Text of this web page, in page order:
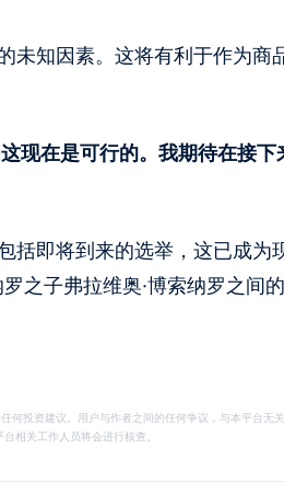
未知因素。这将有利于作为商
现在是可行的。我期待在接下
括即将到来的选举，这已成为
之子弗拉维奥·博索纳罗之间
何投资建议。用户与作者之间的任何争议，与本平台无关
相关工作人员将会进行核查。